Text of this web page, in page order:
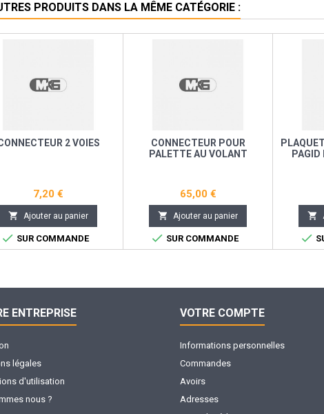
PRODUITS DANS LA MÊME CATÉGORIE :
2 VOIES
7,20 €
 Ajouter au panier
 SUR COMMANDE
CONNECTEUR POUR
PALETTE AU VOLANT
65,00 €
 Ajouter au panier
 SUR COMMANDE
PAGID


ENTREPRISE
légales
d'utilisation
nous ?
VOTRE COMPTE
Informations personnelles
Commandes
Avoirs
Adresses